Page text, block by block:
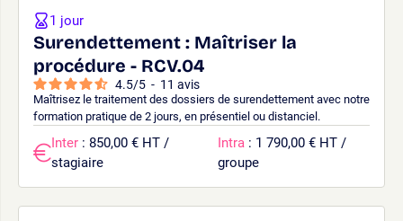
Surendettement : Maîtriser la
procédure - RCV.04
4.5/5 - 11 avis
Maîtrisez le traitement des dossiers de surendettement avec notre
formation pratique de 2 jours, en présentiel ou distanciel.
1 jour
Inter : 850,00 € HT /
stagiaire
Intra : 1 790,00 € HT /
groupe